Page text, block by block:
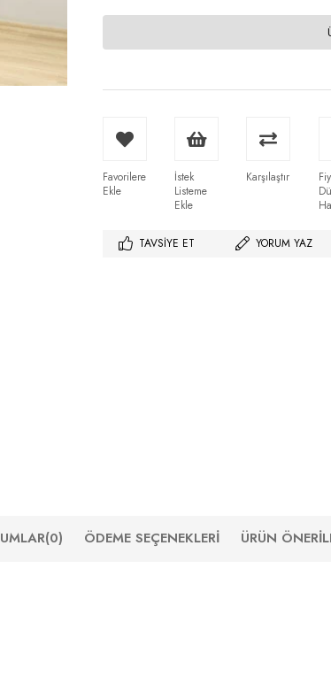
Favorilere
Ekle
İstek
Listeme
Ekle
Karşılaştır
TAVSIYE ET YORUM YAZ
(0) ÖDEME SEÇENEKLERI ÜRÜN